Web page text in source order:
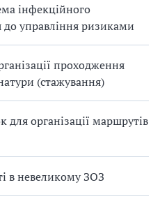
інфекційного
управління ризиками
проходження
(стажування)
для організації маршрутів
в невеликому ЗОЗ